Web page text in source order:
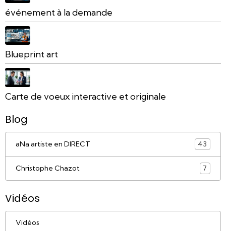
événement à la demande
Blueprint art
Carte de voeux interactive et originale
Blog
aNa artiste en DIRECT 43
Christophe Chazot 7
Vidéos
Vidéos